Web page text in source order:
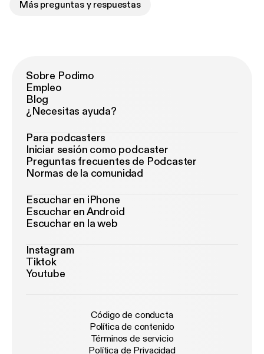
Más preguntas y respuestas
Sobre Podimo
Empleo
Blog
¿Necesitas ayuda?
Para podcasters
Iniciar sesión como podcaster
Preguntas frecuentes de Podcaster
Normas de la comunidad
Escuchar en iPhone
Escuchar en Android
Escuchar en la web
Instagram
Tiktok
Youtube
Código de conducta
Política de contenido
Términos de servicio
Política de Privacidad